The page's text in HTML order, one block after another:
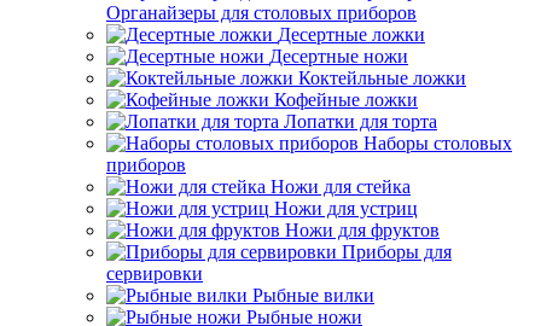
Органайзеры для столовых приборов
Десертные ложки
Десертные ножи
Коктейльные ложки
Кофейные ложки
Лопатки для торта
Наборы столовых
приборов
Ножи для стейка
Ножи для устриц
Ножи для фруктов
Приборы для
сервировки
Рыбные вилки
Рыбные ножи